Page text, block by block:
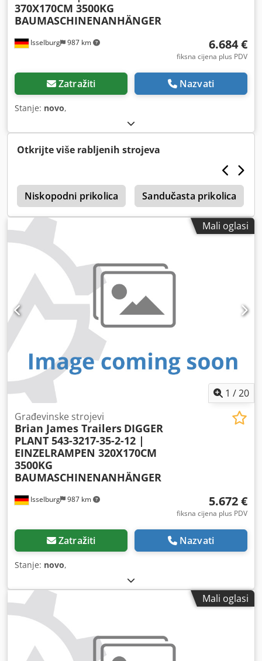
Isselburg 987 km
370X170CM 3500KG
BAUMASCHINENANHÄNGER
6.684 €
fiksna cijena plus PDV
Zatražiti Nazvati
Stanje: novo,
Otkrijte više rabljenih strojeva
Niskopodni prikolica Sandučasta prikolica
Mali oglasi
1 /20
Isselburg 987 km
Građevinske strojevi
Brian James Trailers DIGGER
PLANT 543-3217-35-2-12 |
EINZELRAMPEN 320X170CM
3500KG
BAUMASCHINENANHÄNGER
5.672 €
fiksna cijena plus PDV
Zatražiti Nazvati
Stanje: novo,
Mali oglasi